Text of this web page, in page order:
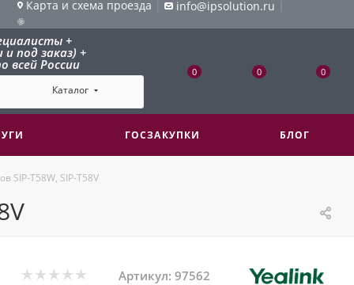
Карта и схема проезда | info@ipsolution.ru |
+
под заказ) +
всей России
Каталог
0 0 0
ГОСЗАКУПКИ БЛОГ
SIP-T58W, SIP-T58V
Артикул: 97562